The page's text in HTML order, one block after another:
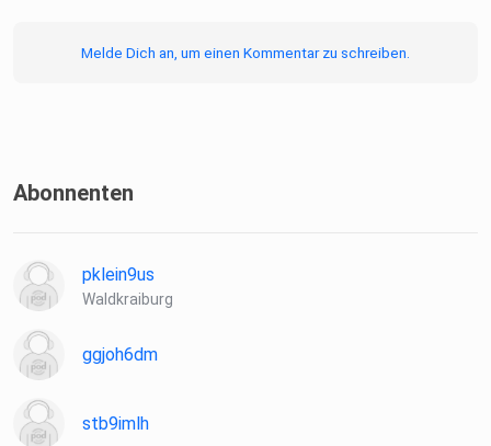
Melde Dich an, um einen Kommentar zu schreiben.
Abonnenten
pklein9us
Waldkraiburg
ggjoh6dm
stb9imlh